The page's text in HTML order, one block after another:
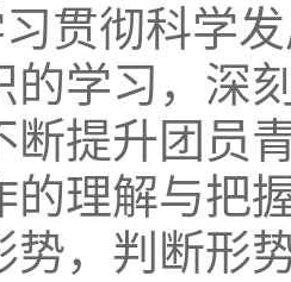
贯彻科学
的学习，深
断提升团员
的理解与把
势，判断形